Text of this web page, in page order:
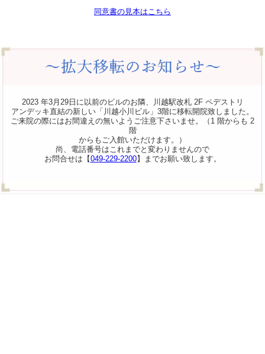
同意書の見本はこちら
2023 年3月29日に以前のビルのお隣、川越駅改札 2F ペデストリ
アンデッキ直結の新しい「川越小川ビル」3階に移転開院致しました。
ご来院の際にはお間違えの無いようご注意下さいませ。（1 階からも 2
階
からもご入館いただけます。）
尚、電話番号はこれまでと変わりませんので
お問合せは【049-229-2200】までお願い致します。